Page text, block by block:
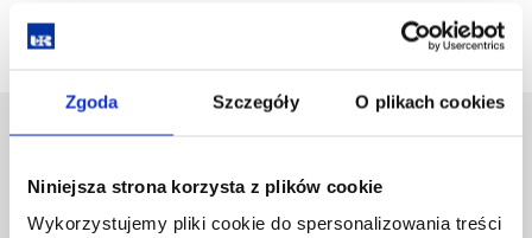
Zgoda Szczegóły O plikach cookies
Niniejsza strona korzysta z plików cookie
Wykorzystujemy pliki cookie do spersonalizowania treści
Uniwersytet Rzeszowski
35-959 Rzeszów